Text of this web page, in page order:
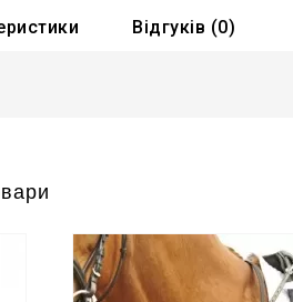
Відгуків (0)